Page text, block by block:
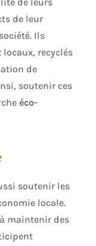
de leur
Ils
recyclés
de
soutenir ces
éco-
soutenir les
locale.
maintenir des